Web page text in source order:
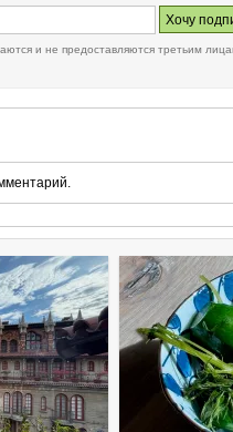
и не предоставляются третьим